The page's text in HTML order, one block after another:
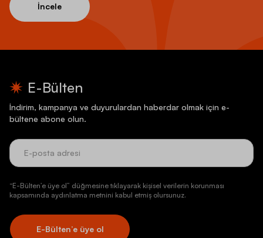
İncele
E-Bülten
İndirim, kampanya ve duyurulardan haberdar olmak için e-
bültene abone olun.
“E-Bülten’e üye ol” düğmesine tıklayarak kişisel verilerin korunması
kapsamında aydınlatma metnini kabul etmiş olursunuz.
E-Bülten’e üye ol